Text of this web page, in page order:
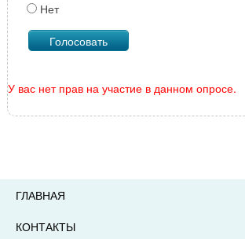
Нет
У вас нет прав на участие в данном опросе.
ГЛАВНАЯ
КОНТАКТЫ